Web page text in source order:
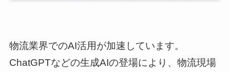
物流業界でのAI活用が加速しています。
ChatGPTなどの生成AIの登場により、物流現場